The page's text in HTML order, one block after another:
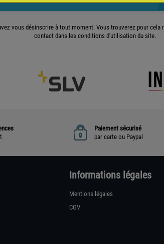
vous désinscrire à tout moment. Vous trouverez pour cela
contact dans les conditions d'utilisation du site.
Paiement sécurisé
par carte ou Paypal
Informations légales
Mentions légales
CGV